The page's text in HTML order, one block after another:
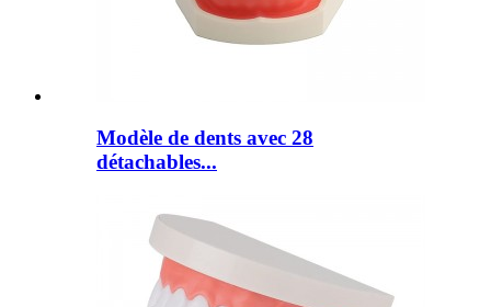
Modèle de dents avec 28
détachables...